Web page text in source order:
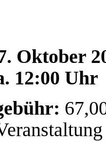
Oktober
12:00 Uhr